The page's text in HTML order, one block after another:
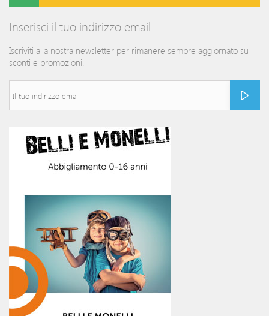
Inserisci il tuo indirizzo email
Iscriviti alla nostra newsletter per rimanere sempre aggiornato su
sconti e promozioni.